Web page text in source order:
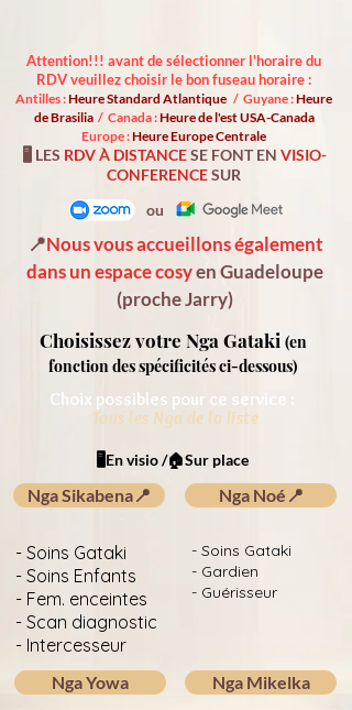
Attention!!! avant de sélectionner l'horaire du
RDV veuillez choisir le bon fuseau horaire :
Antilles :Heure Standard Atlantique / Guyane :Heure
de Brasilia / Canada :Heure de l'est USA-Canada
Europe :Heure Europe Centrale
🖥️ LES RDV À DISTANCESE FONT EN VISIO-
CONFERENCESUR
ou
📍Nous vous accueillons également
dans un espace cosyen Guadeloupe
(proche Jarry)
Choisissez votre Nga Gataki (en
fonction des spécificitésci-dessous)
Choix possibles pour ce service :
Tous les Nga de la liste
🖥️En visio /🏠Sur place
Nga Sikabena📍
- Soins Gataki
- Soins Enfants
- Fem. enceintes
- Scan diagnostic
- Intercesseur
Nga Yowa
Nga Noé📍
- Soins Gataki
- Gardien
- Guérisseur
Nga Mikelka